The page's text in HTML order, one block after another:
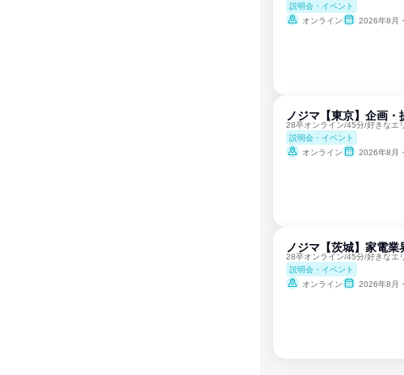
説明会・イベント
オンライン
2026年8月
ノジマ【東京】企画
28卒オンライン/45分/好きなエ
説明会・イベント
オンライン
2026年8月
ノジマ【茨城】家電
28卒オンライン/45分/好きなエ
説明会・イベント
オンライン
2026年8月